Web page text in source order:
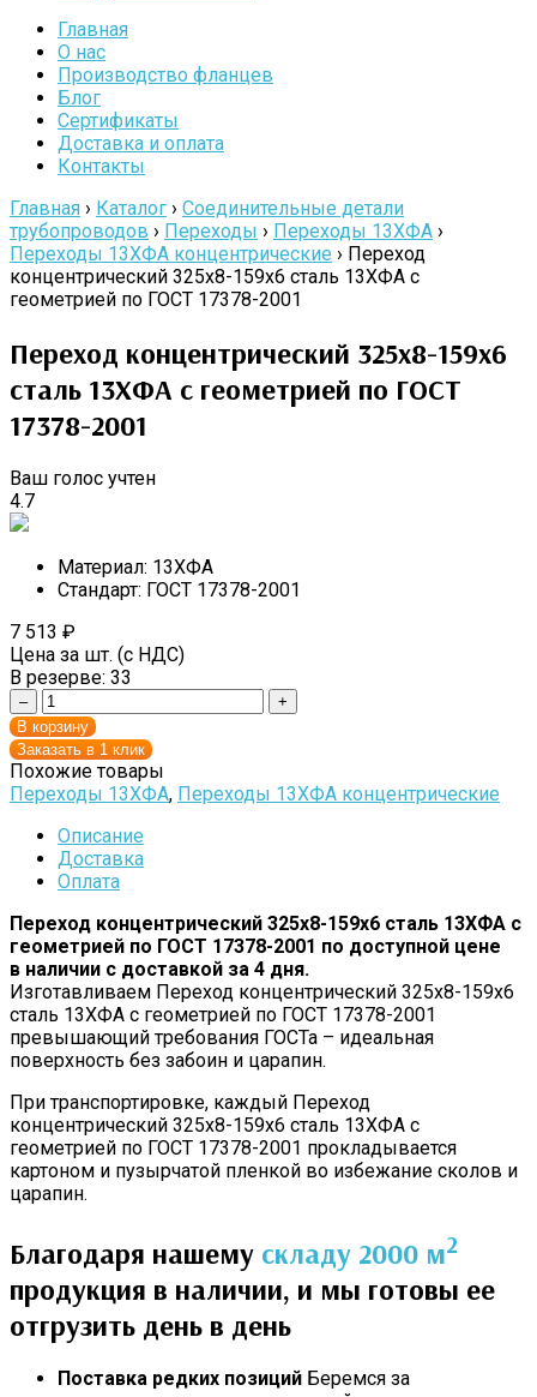
Главная
О нас
Производство фланцев
Блог
Сертификаты
Доставка и оплата
Контакты
Главная › Каталог › Соединительные детали
трубопроводов › Переходы › Переходы 13ХФА ›
Переходы 13ХФА концентрические › Переход
концентрический 325х8-159х6 сталь 13ХФА с
геометрией по ГОСТ 17378-2001
Переход концентрический 325х8-159х6
сталь 13ХФА с геометрией по ГОСТ
17378-2001
Ваш голос учтен
4.7
Материал: 13ХФА
Стандарт: ГОСТ 17378-2001
7 513 ₽
Цена за шт. (с НДС)
В резерве: 33
–
+
В корзину
Заказать в 1 клик
Похожие товары
Переходы 13ХФА, Переходы 13ХФА концентрические
Описание
Доставка
Оплата
Переход концентрический 325х8-159х6 сталь 13ХФА с
геометрией по ГОСТ 17378-2001 по доступной цене
в наличии с доставкой за 4 дня.
Изготавливаем Переход концентрический 325х8-159х6
сталь 13ХФА с геометрией по ГОСТ 17378-2001
превышающий требования ГОСТа – идеальная
поверхность без забоин и царапин.
При транспортировке, каждый Переход
концентрический 325х8-159х6 сталь 13ХФА с
геометрией по ГОСТ 17378-2001 прокладывается
картоном и пузырчатой пленкой во избежание сколов и
царапин.
Благодаря нашему складу 2000 м2
продукция в наличии, и мы готовы ее
отгрузить день в день
Поставка редких позиций Беремся за